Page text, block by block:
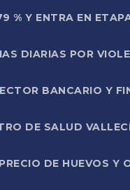
% Y ENTRA EN
DIARIAS POR
BANCARIO Y
DE SALUD
DE HUEVOS Y